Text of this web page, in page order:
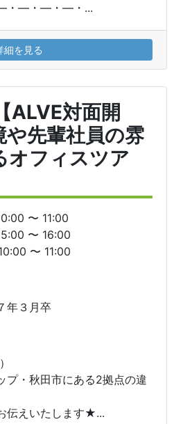
―・―・―・...
細を見る
ALVE対面開
や先輩社員の雰
オフィスツア
〜 11:00
〜 16:00
〜 11:00
年３月卒
プ・秋田市にある2拠点の違
伝えいたします★...